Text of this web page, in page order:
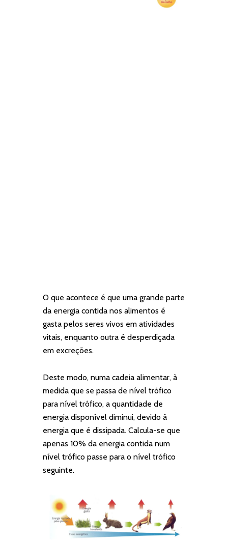
O que acontece é que uma grande parte
da energia contida nos alimentos é
gasta pelos seres vivos em atividades
vitais, enquanto outra é desperdiçada
em excreções.
Deste modo, numa cadeia alimentar, à
medida que se passa de nível trófico
para nível trófico, a quantidade de
energia disponível diminui, devido à
energia que é dissipada. Calcula-se que
apenas 10% da energia contida num
nível trófico passe para o nível trófico
seguinte.